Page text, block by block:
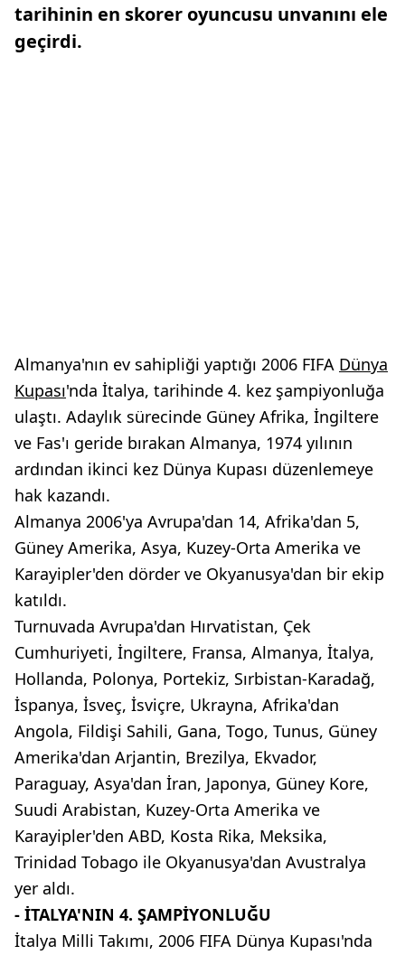
tarihinin en skorer oyuncusu unvanını ele
geçirdi.
Almanya'nın ev sahipliği yaptığı 2006 FIFA Dünya
Kupası'nda İtalya, tarihinde 4. kez şampiyonluğa
ulaştı. Adaylık sürecinde Güney Afrika, İngiltere
ve Fas'ı geride bırakan Almanya, 1974 yılının
ardından ikinci kez Dünya Kupası düzenlemeye
hak kazandı.
Almanya 2006'ya Avrupa'dan 14, Afrika'dan 5,
Güney Amerika, Asya, Kuzey-Orta Amerika ve
Karayipler'den dörder ve Okyanusya'dan bir ekip
katıldı.
Turnuvada Avrupa'dan Hırvatistan, Çek
Cumhuriyeti, İngiltere, Fransa, Almanya, İtalya,
Hollanda, Polonya, Portekiz, Sırbistan-Karadağ,
İspanya, İsveç, İsviçre, Ukrayna, Afrika'dan
Angola, Fildişi Sahili, Gana, Togo, Tunus, Güney
Amerika'dan Arjantin, Brezilya, Ekvador,
Paraguay, Asya'dan İran, Japonya, Güney Kore,
Suudi Arabistan, Kuzey-Orta Amerika ve
Karayipler'den ABD, Kosta Rika, Meksika,
Trinidad Tobago ile Okyanusya'dan Avustralya
yer aldı.
- İTALYA'NIN 4. ŞAMPİYONLUĞU
İtalya Milli Takımı, 2006 FIFA Dünya Kupası'nda